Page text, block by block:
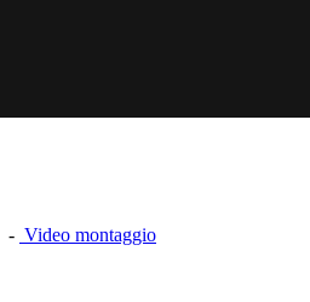
- Video montaggio